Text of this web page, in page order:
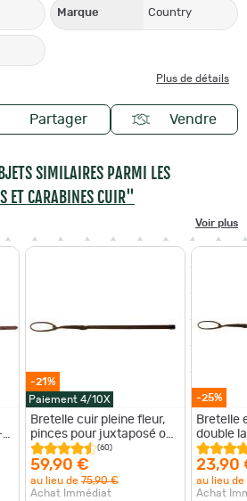
Marque Country
Plus de détails
Partager Vendre
SIMILAIRES PARMI LES
ET CARABINES CUIR"
Voir plus
-21%
Paiement 4/10X
Bretelle cuir pleine fleur,
pinces pour juxtaposé ou
superposé - Country
Sellerie Marron
(60)
59,90 €
au lieu de 75,90 €
Achat Immédiat
-25%
Bretelle
double
Sellerie
23,90
au lieu de
Achat